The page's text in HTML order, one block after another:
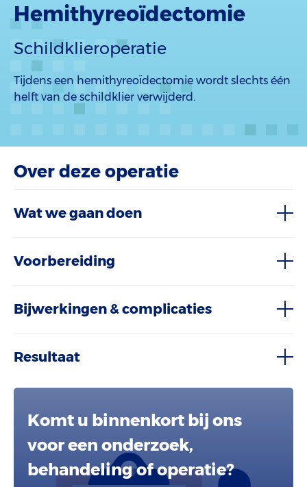
Hemithyreoïdectomie
Schildklieroperatie
Tijdens een hemithyreoïdectomie wordt slechts één
helft van de schildklier verwijderd.
Over deze operatie
Wat we gaan doen
Voorbereiding
Bijwerkingen & complicaties
Resultaat
Komt u binnenkort bij ons
voor een onderzoek,
behandeling of operatie?